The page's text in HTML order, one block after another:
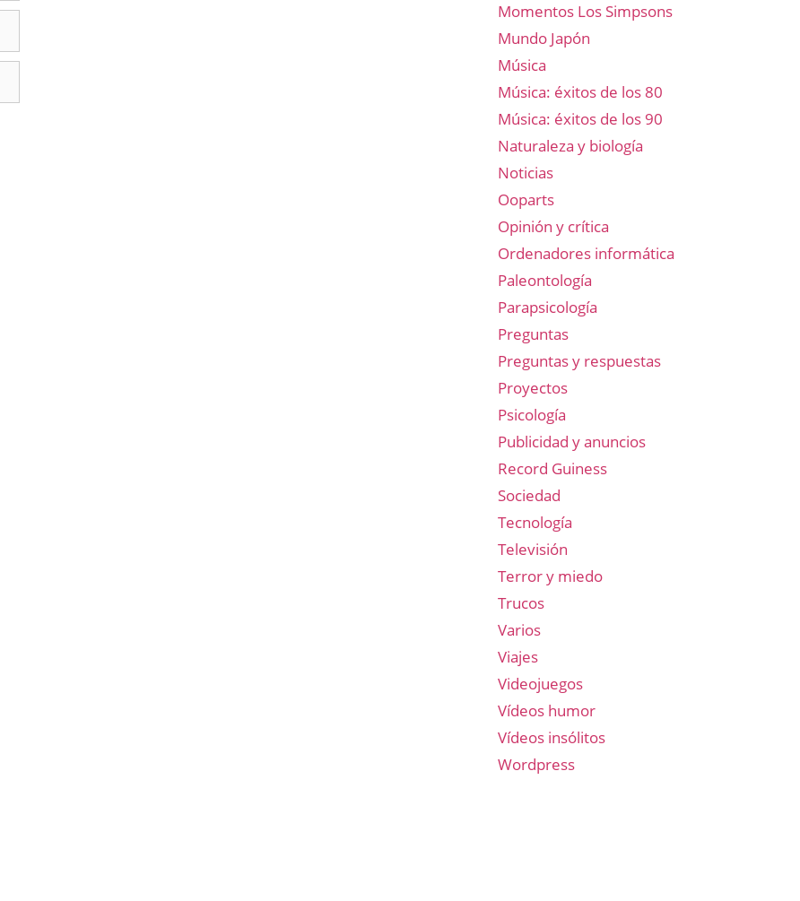
Momentos Los Simpsons
Mundo Japón
Música
Música: éxitos de los 80
Música: éxitos de los 90
Naturaleza y biología
Noticias
Ooparts
Opinión y crítica
Ordenadores informática
Paleontología
Parapsicología
Preguntas
Preguntas y respuestas
Proyectos
Psicología
Publicidad y anuncios
Record Guiness
Sociedad
Tecnología
Televisión
Terror y miedo
Trucos
Varios
Viajes
Videojuegos
Vídeos humor
Vídeos insólitos
Wordpress